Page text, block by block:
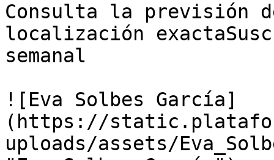
Consulta la previsión
localización
semanal
![Eva Solbes García]
(https://
uploads/assets/